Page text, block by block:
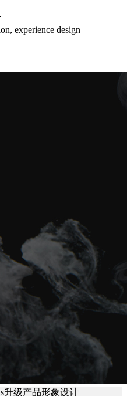
experience design
升级产品形象设计